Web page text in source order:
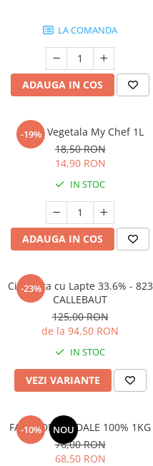
LA COMANDA
ADAUGA IN COS
-19%
Frisca Vegetala My Chef 1L
18,50 RON
14,90 RON
IN STOC
ADAUGA IN COS
-23%
Ciocolata cu Lapte 33.6% - 823
CALLEBAUT
125,00 RON
de la 94,50 RON
IN STOC
VEZI VARIANTE
-10% NOU
FAINA DE MIGDALE 100% 1KG
76,00 RON
68,50 RON